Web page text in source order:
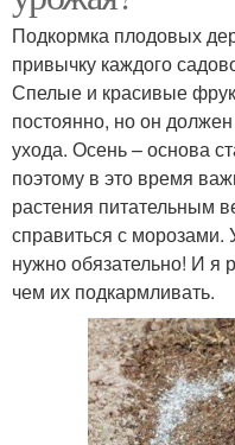
Подкормка плодовых
привычку каждого
Спелые и красивые
постоянно, но он
ухода. Осень – основа
поэтому в это время
растения питательным
справиться с
нужно обязательно! И я
чем их подкармливать.